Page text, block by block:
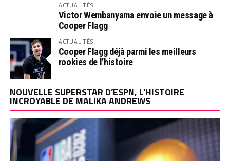
ACTUALITÉS
Victor Wembanyama envoie un message à
Cooper Flagg
ACTUALITÉS
Cooper Flagg déjà parmi les meilleurs
rookies de l’histoire
NOUVELLE SUPERSTAR D’ESPN, L’HISTOIRE
INCROYABLE DE MALIKA ANDREWS